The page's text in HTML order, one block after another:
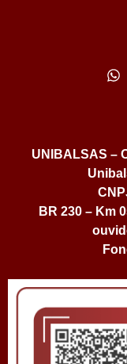
UNIBALSAS –
BR 230 – Km